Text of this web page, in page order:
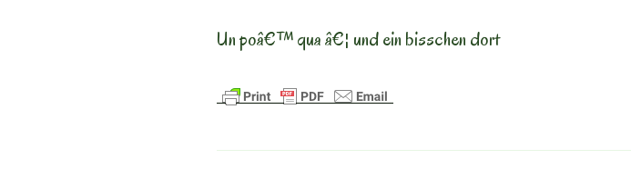
Un poâ€™ qua â€¦ und ein bisschen dort